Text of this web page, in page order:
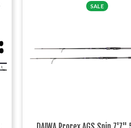
SALE